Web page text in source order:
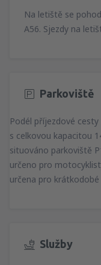
Na letiště se
A56. Sjezdy na
Parkoviště
Podél příjezdové
s celkovou kapacitou
situováno parkoviště
určeno pro
určena pro krátkodobé
Služby